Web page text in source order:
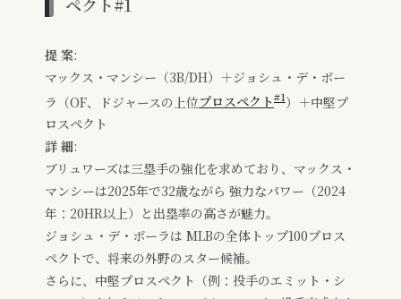
提 案:
マックス・マンシー（3B/DH）＋ジョシュ・デ・ポー
ラ（OF、ドジャースの上位プロスペクト#1）＋中堅プ
ロスペクト
詳 細:
ブリュワーズは三塁手の強化を求めており、マックス・
マンシーは2025年で32歳ながら 強力なパワー（2024
年：20HR以上）と出塁率の高さが魅力。
ジョシュ・デ・ポーラは MLBの全体トップ100プロス
ペクトで、将来の外野のスター候補。
さらに、中堅プロスペクト（例：投手のエミット・シ